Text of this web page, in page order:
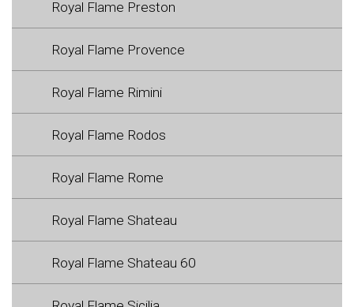
Royal Flame Preston
Royal Flame Provence
Royal Flame Rimini
Royal Flame Rodos
Royal Flame Rome
Royal Flame Shateau
Royal Flame Shateau 60